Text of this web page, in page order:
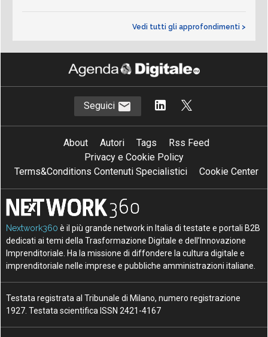
Vedi tutti gli approfondimenti >
Seguici
About Autori Tags
Rss Feed
Privacy e Cookie Policy
Terms&Conditions Contenuti Specialistici
Cookie Center
Nextwork360 è il più grande network in Italia di testate e portali B2B
dedicati ai temi della Trasformazione Digitale e dell’Innovazione
Imprenditoriale. Ha la missione di diffondere la cultura digitale e
imprenditoriale nelle imprese e pubbliche amministrazioni italiane.
Testata registrata al Tribunale di Milano, numero registrazione
1927. Testata scientifica ISSN 2421-4167